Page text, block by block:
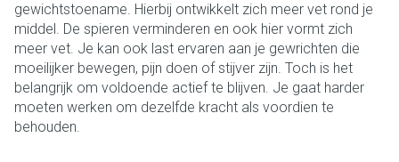
gewichtstoename. Hierbij ontwikkelt zich meer vet rond je
middel. De spieren verminderen en ook hier vormt zich
meer vet. Je kan ook last ervaren aan je gewrichten die
moeilijker bewegen, pijn doen of stijver zijn. Toch is het
belangrijk om voldoende actief te blijven. Je gaat harder
moeten werken om dezelfde kracht als voordien te
behouden.